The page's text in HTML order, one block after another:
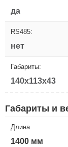
да
RS485:
нет
Габариты:
140x113x43
Габариты и
Длина
1400 мм